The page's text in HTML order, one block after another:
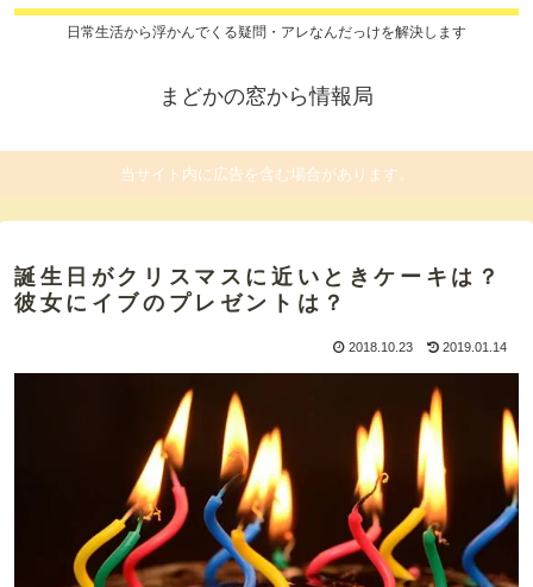
日常生活から浮かんでくる疑問・アレなんだっけを解決します
まどかの窓から情報局
当サイト内に広告を含む場合があります。
誕生日がクリスマスに近いときケーキは？
彼女にイブのプレゼントは？
2018.10.23 2019.01.14